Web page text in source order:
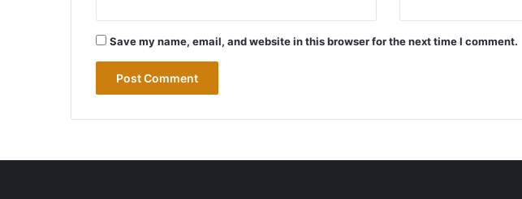
Save my name, email, and website in this browser for the next time I comment.